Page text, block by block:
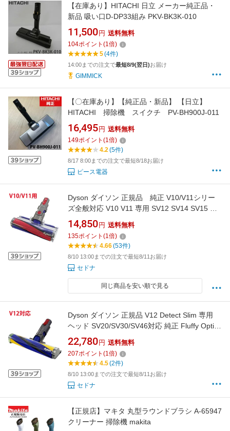
【在庫あり】HITACHI 日立 メーカー純正品・
新品 吸い口D-DP33組み PKV-BK3K-010
11,500 円 送料無料
104ポイント (1倍)
5(4件)
14:00までの注文で最短8/9(翌日)お届け
GIMMICK
【〇在庫あり】【純正品・新品】 【日立】
HITACHI 掃除機 スイクチ PV-BH900J-011
16,495 円 送料無料
149ポイント (1倍)
4.2(5件)
8/17 8:00までの注文で最短8/18お届け
ピース電器
Dyson ダイソン 正規品 純正 V10/V11シリー
ズ全般対応 V10 V11 専用 SV12 SV14 SV15 専
用 V10 ソフトローラークリーナーヘッド ソフ
トローラークリーンヘッド ソフトローラー ソ
フトローラーヘッド フラフィクリーナーヘッド
14,850 円 送料無料
135ポイント (1倍)
4.66(53件)
8/10 13:00までの注文で最短8/11お届け
セドナ
同じ商品を安い順で見る
Dyson ダイソン 正規品 V12 Detect Slim 専用
ヘッド SV20/SV30/SV46対応 純正 Fluffy Optic
クリーナーヘッド フラフィーオプティッククリ
ーナーヘッド モーターヘッド LEDライト付き
クリーナーヘッド V12ディテクトスリム
22,780 円 送料無料
207ポイント (1倍)
4.5(2件)
8/10 13:00までの注文で最短8/11お届け
セドナ
【正規店】マキタ 丸型ラウンドブラシ A-65947
クリーナー 掃除機 makita